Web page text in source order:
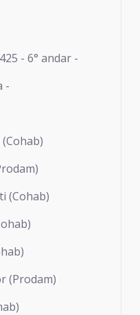
- 6° andar -
-
(Cohab)
(Prodam)